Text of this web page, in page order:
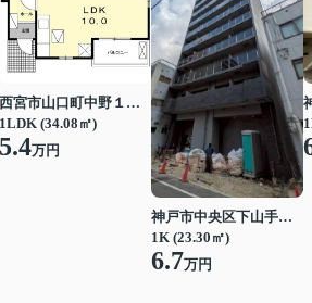
西宮市山口町中野１丁目
1LDK (34.08㎡)
5.4万円
神戸市中央区下山手通７丁目
1K (23.30㎡)
6.7万円